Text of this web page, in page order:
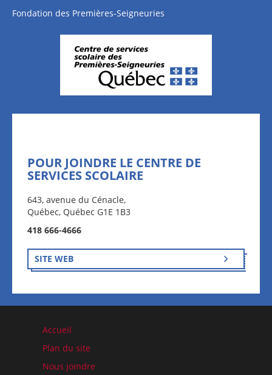
Fondation des Premières-Seigneuries
POUR JOINDRE LE CENTRE DE
SERVICES SCOLAIRE
643, avenue du Cénacle,
Québec, Québec G1E 1B3
418 666-4666
SITE WEB
Accueil
Plan du site
Nous joindre